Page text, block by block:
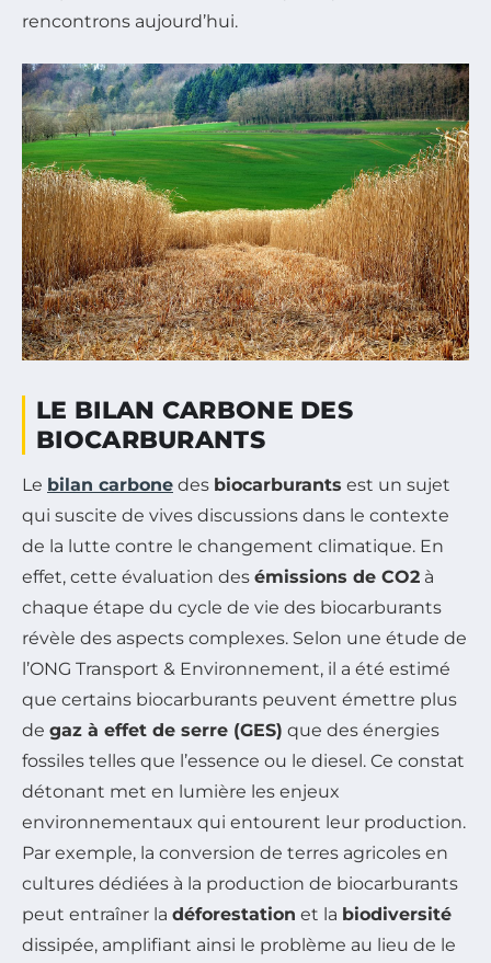
rencontrons aujourd’hui.
LE BILAN CARBONE DES
BIOCARBURANTS
Le bilan carbone des biocarburants est un sujet
qui suscite de vives discussions dans le contexte
de la lutte contre le changement climatique. En
effet, cette évaluation des émissions de CO2 à
chaque étape du cycle de vie des biocarburants
révèle des aspects complexes. Selon une étude de
l’ONG Transport & Environnement, il a été estimé
que certains biocarburants peuvent émettre plus
de gaz à effet de serre (GES) que des énergies
fossiles telles que l’essence ou le diesel. Ce constat
détonant met en lumière les enjeux
environnementaux qui entourent leur production.
Par exemple, la conversion de terres agricoles en
cultures dédiées à la production de biocarburants
peut entraîner la déforestation et la biodiversité
dissipée, amplifiant ainsi le problème au lieu de le